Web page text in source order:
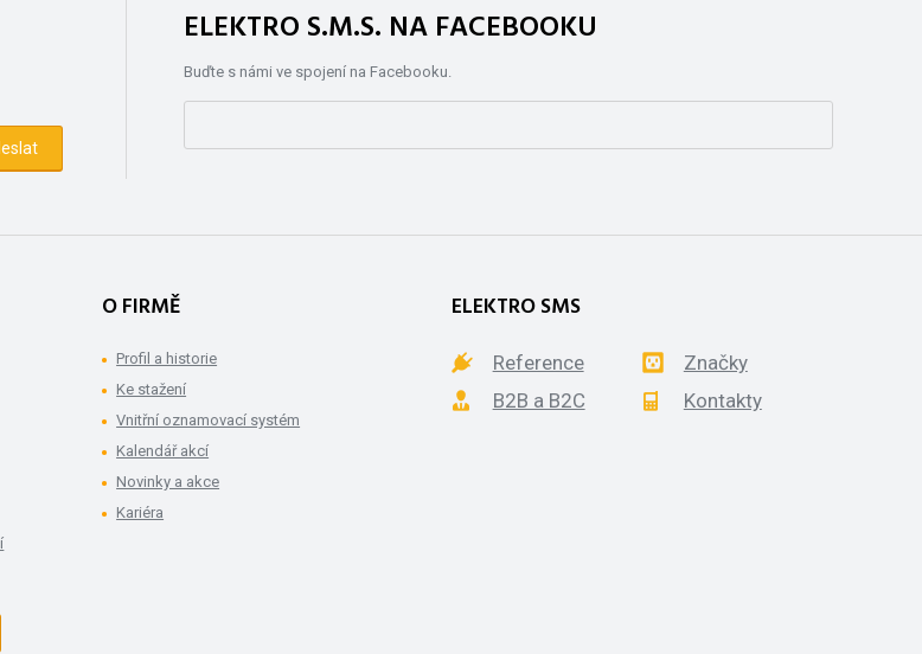
ELEKTRO S.M.S. NA FACEBOOKU
Buďte s námi ve spojení na Facebooku.
O FIRMĚ
Profil a historie
Ke stažení
Vnitřní oznamovací systém
Kalendář akcí
Novinky a akce
Kariéra
ELEKTRO SMS
Reference
Značky
B2B a B2C
Kontakty